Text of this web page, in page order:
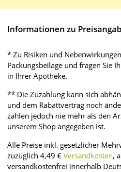
Informationen zu
* Zu Risiken und
Packungsbeilage und fragen Sie
in Ihrer Apotheke.
** Die Zuzahlung kann sich
und dem Rabattvertrag noch
zahlen jedoch nie mehr als den
unserem Shop angegeben ist.
Alle Preise inkl. gesetzlicher
zuzüglich 4,49 € Versandkosten,
versandkostenfrei innerhalb